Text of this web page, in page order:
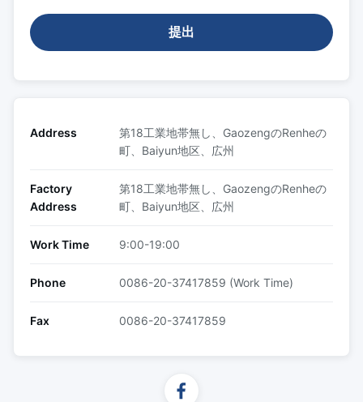
提出
Address
第18工業地帯無し、GaozengのRenheの
町、Baiyun地区、広州
Factory
Address
第18工業地帯無し、GaozengのRenheの
町、Baiyun地区、広州
Work Time 9:00-19:00
Phone 0086-20-37417859 (Work Time)
Fax 0086-20-37417859